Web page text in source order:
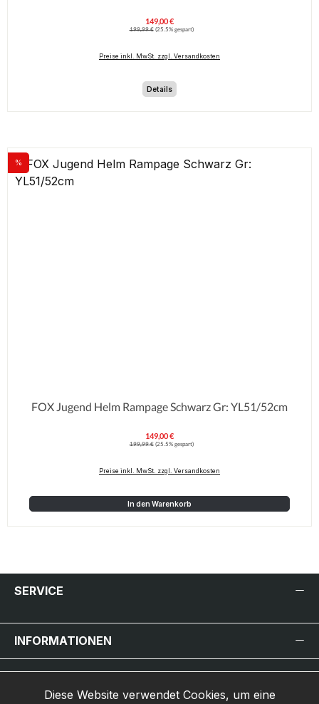
Verkaufspreis:
149,00 €
Regulärer Preis:
199,99 € (25.5% gespart)
Preise inkl. MwSt. zzgl. Versandkosten
Details
Rabatt
%
FOX Jugend Helm Rampage Schwarz Gr: YL51/52cm
Verkaufspreis:
149,00 €
Regulärer Preis:
199,99 € (25.5% gespart)
Preise inkl. MwSt. zzgl. Versandkosten
In den Warenkorb
SERVICE
INFORMATIONEN
INHALT
Diese Website verwendet Cookies, um eine